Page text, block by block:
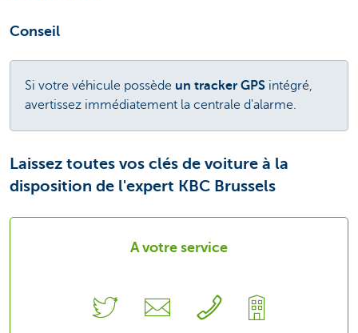
Conseil
Si votre véhicule possède un tracker GPS intégré,
avertissez immédiatement la centrale d'alarme.
Laissez toutes vos clés de voiture à la
disposition de l'expert KBC Brussels
A votre service